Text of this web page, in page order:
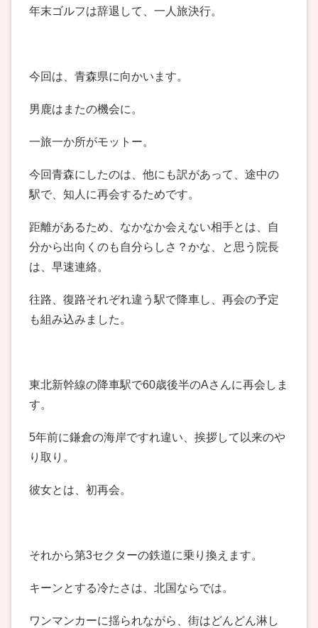
年末ゴルフは辞退して、一人旅決行。
今回は、青森県に向かいます。
男鹿はまたの機会に。
一旅一か所がモットー。
今回青森にしたのは、他にも訳があって、途中の
駅で、知人に再会するためです。
距離があるため、なかなか会えない相手とは、自
分から出向くのも自分らしさ？かな、と思う院長
は、早速連絡。
往路、復路それぞれ違う駅で降車し、再会の予定
も組み込みました。
東北新幹線の降車駅で60歳後半のAさんに再会しま
す。
5年前に鎌倉の海岸ですれ違い、挨拶して以来のや
り取り。
彼女とは、初再会。
それから第3セクターの鉄道に乗り換えます。
キーンとする冷たさは、北国ならでは。
ワンマンカーに揺られながら、街はどんどん淋し